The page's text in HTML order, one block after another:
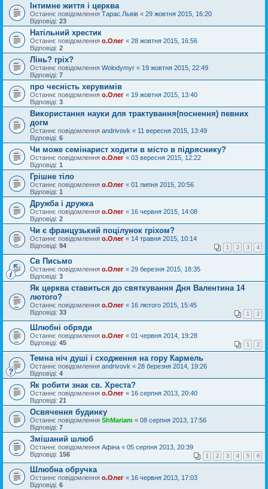
Інтимне життя і церква
Останнє повідомлення Тарас.Львів « 29 жовтня 2015, 16:20
Відповіді: 23
Натільний хрестик
Останнє повідомлення о.Олег « 28 жовтня 2015, 16:56
Відповіді: 2
Лінь? гріх?
Останнє повідомлення Wolodymyr « 19 жовтня 2015, 22:49
Відповіді: 7
про чесність херувимів
Останнє повідомлення о.Олег « 19 жовтня 2015, 13:40
Відповіді: 3
Використання науки для трактування(поснення) певних
догм
Останнє повідомлення andrivovk « 11 вересня 2015, 13:49
Відповіді: 6
Чи може семінарист ходити в місто в підряснику?
Останнє повідомлення о.Олег « 03 вересня 2015, 12:22
Відповіді: 1
Грішне тіло
Останнє повідомлення о.Олег « 01 липня 2015, 20:56
Відповіді: 1
Дружба і дружка
Останнє повідомлення о.Олег « 16 червня 2015, 14:08
Відповіді: 2
Чи є французький поцілунок гріхом?
Останнє повідомлення о.Олег « 14 травня 2015, 10:14
Відповіді: 94 1 2 3 4
Св Письмо
Останнє повідомлення о.Олег « 29 березня 2015, 18:35
Відповіді: 3
Як церква ставиться до святкування Дня Валентина 14
лютого?
Останнє повідомлення о.Олег « 16 лютого 2015, 15:45
Відповіді: 33 1 2
Шлюбні обряди
Останнє повідомлення о.Олег « 01 червня 2014, 19:28
Відповіді: 45 1 2
Темна ніч душі і сходження на гору Кармель
Останнє повідомлення andrivovk « 28 березня 2014, 19:26
Відповіді: 4
Як робити знак св. Хреста?
Останнє повідомлення о.Олег « 16 серпня 2013, 20:40
Відповіді: 21
Освячення будинку
Останнє повідомлення ShMariam « 08 серпня 2013, 17:56
Відповіді: 7
Змішаний шлюб
Останнє повідомлення Афіна « 05 серпня 2013, 20:39
Відповіді: 156 1 2 3 4 5 6
Шлюбна обручка
Останнє повідомлення о.Олег « 16 червня 2013, 17:03
Відповіді: 6